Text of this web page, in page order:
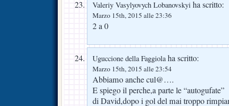
Valeriy Vasylyovych Lobanovskyi ha scritto:
Marzo 15th, 2015 alle 23:36
2 a 0
Uguccione della Faggiolaha scritto:
Marzo 15th, 2015 alle 23:54
Abbiamo anche cul@….
E spiego il perche,a parte le “autogufate”
di David,dopo i gol del mai troppo